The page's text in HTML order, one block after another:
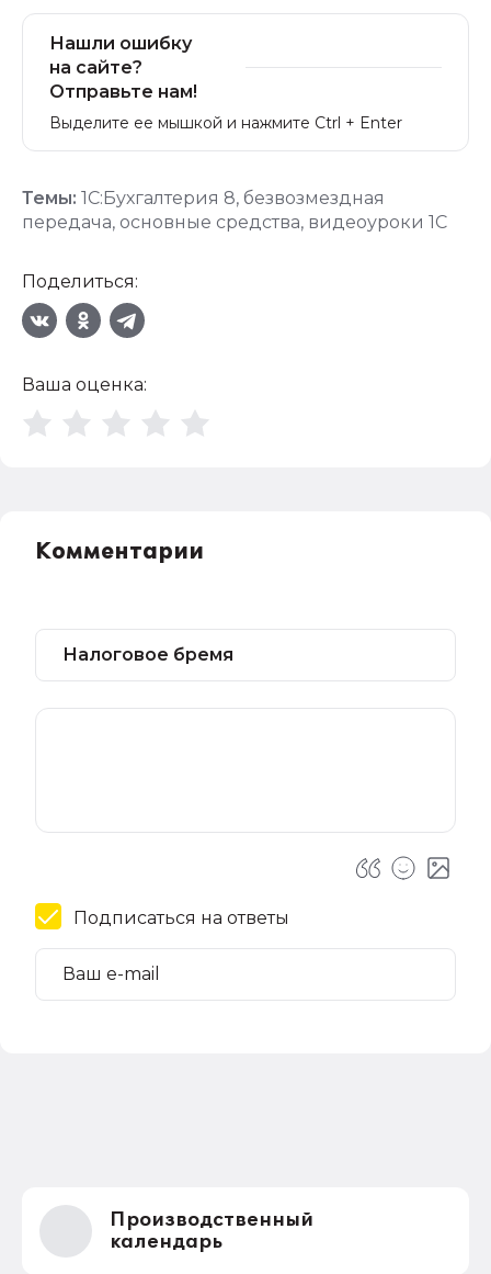
Нашли ошибку
на сайте?
Отправьте нам!
Выделите ее мышкой и нажмите Ctrl + Enter
Темы: 1С:Бухгалтерия 8, безвозмездная
передача, основные средства, видеоуроки 1С
Поделиться:
Ваша оценка:
Комментарии
Подписаться на ответы
Производственный
календарь